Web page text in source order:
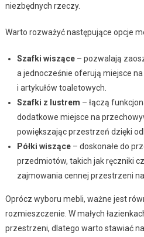
niezbędnych rzeczy.
Warto rozważyć następujące opcje
Szafki wiszące– pozwalają
a jednocześnie oferują miejsce
i artykułów toaletowych.
Szafki z lustrem – łączą
dodatkowe miejsce na
powiększając przestrzeń dzięki
Półki wiszące– doskonałe do
przedmiotów, takich jak ręczniki
zajmowania cennej przestrzeni na
Oprócz wyboru mebli, ważne jest
rozmieszczenie. W małych
przestrzeni, dlatego warto stawiać